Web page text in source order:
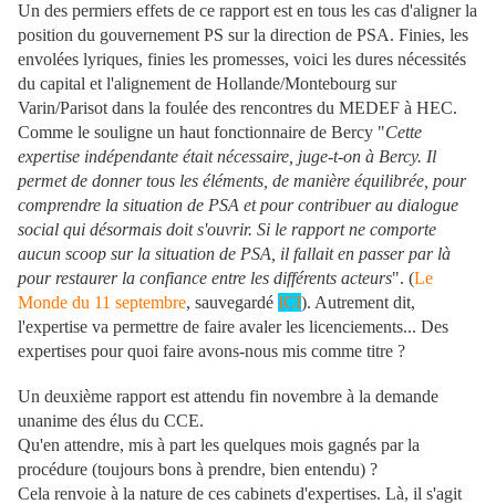
Un des permiers effets de ce rapport est en tous les cas d'aligner la
position du gouvernement PS sur la direction de PSA. Finies, les
envolées lyriques, finies les promesses, voici les dures nécessités
du capital et l'alignement de Hollande/Montebourg sur
Varin/Parisot dans la foulée des rencontres du MEDEF à HEC.
Comme le souligne un haut fonctionnaire de Bercy "Cette
expertise indépendante était nécessaire, juge-t-on à Bercy. Il
permet de donner tous les éléments, de manière équilibrée, pour
comprendre la situation de PSA et pour contribuer au dialogue
social qui désormais doit s'ouvrir. Si le rapport ne comporte
aucun scoop sur la situation de PSA, il fallait en passer par là
pour restaurer la confiance entre les différents acteurs". (Le
Monde du 11 septembre, sauvegardé ICI). Autrement dit,
l'expertise va permettre de faire avaler les licenciements... Des
expertises pour quoi faire avons-nous mis comme titre ?
Un deuxième rapport est attendu fin novembre à la demande
unanime des élus du CCE.
Qu'en attendre, mis à part les quelques mois gagnés par la
procédure (toujours bons à prendre, bien entendu) ?
Cela renvoie à la nature de ces cabinets d'expertises. Là, il s'agit